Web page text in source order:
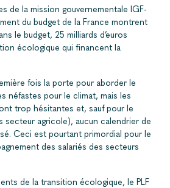
de la mission gouvernementale IGF-
du budget de la France montrent
le budget, 25 milliards d’euros
écologique qui financent la
fois la porte pour aborder le
néfastes pour le climat, mais les
trop hésitantes et, sauf pour le
secteur agricole), aucun calendrier de
Ceci est pourtant primordial pour le
des salariés des secteurs
de la transition écologique, le PLF